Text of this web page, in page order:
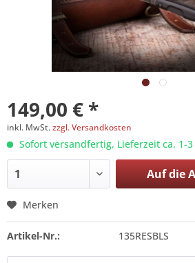
149,00 € *
inkl. MwSt.zzgl. Versandkosten
Sofort versandfertig, Lieferzeit ca. 1-
Auf die
Merken
Artikel-Nr.: 135RESBLS